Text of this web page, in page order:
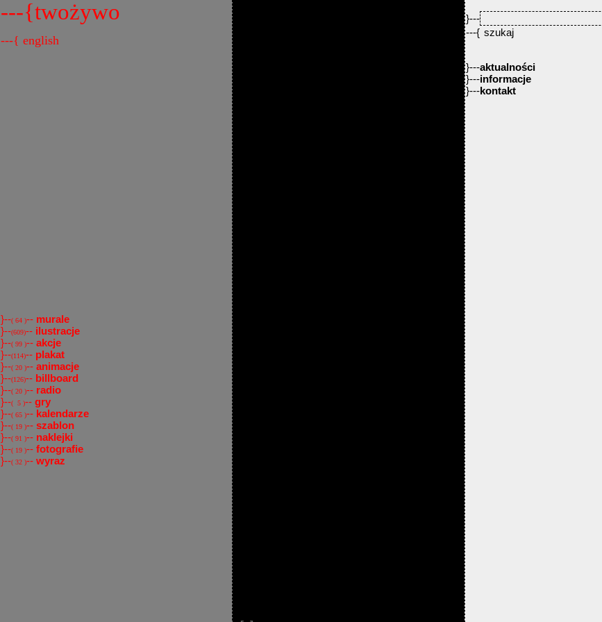
---{twożywo
---{ english
}--( 64 )-- murale
}--(609)-- ilustracje
}--( 99 )-- akcje
}--(114)-- plakat
}--( 20 )-- animacje
}--(126)-- billboard
}--( 20 )-- radio
}--( 5 )-- gry
}--( 65 )-- kalendarze
}--( 19 )-- szablon
}--( 91 )-- naklejki
}--( 19 )-- fotografie
}--( 32 )-- wyraz
}---
---{
}---aktualności
}---informacje
}---kontakt